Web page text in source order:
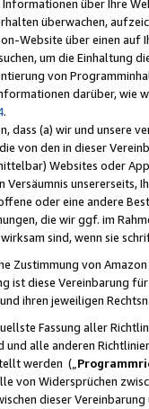
über Ihre
überwachen,
Website über einen
um die Einhaltung
von
darüber, wie
.
dass (a) wir und
von den in dieser
Websites oder
unsererseits,
oder eine andere
die wir ggf. im
sind, wenn sie
Zustimmung von
ist diese Vereinbarung
ihren jeweiligen
Fassung aller
alle anderen
werden („
von Widersprüchen
dieser